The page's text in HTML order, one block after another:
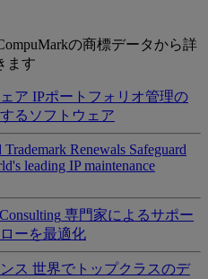
の商標データから詳
ます
ア IPポートフォリオ管理の
るソフトウェア
Trademark Renewals Safeguard
leading IP maintenance
専門家によるサポー
ーを最適化
ス 世界でトップクラスのデ